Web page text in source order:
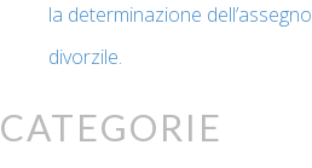
la determinazione dell’assegno
divorzile.
Categorie